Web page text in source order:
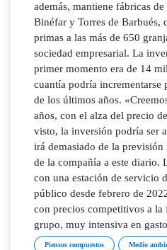
además, mantiene fábricas
Binéfar y Torres de Barbués,
primas a las más de 650
sociedad empresarial. La
primer momento era de 14
cuantía podría
de los últimos años.
años, con el alza del precio
visto, la inversión podría ser
irá demasiado de la
de la compañía a este diario.
con una estación de servicio
público desde febrero de
con precios competitivos a
grupo, muy intensiva en
Piensos compuestos Medio